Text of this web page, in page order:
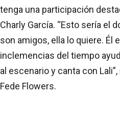
tenga una participación
Charly García. “Esto sería el
son amigos, ella lo quiere. Él
inclemencias del tiempo
al escenario y canta con
Fede Flowers.